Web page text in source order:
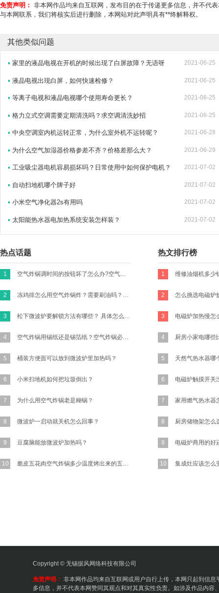
免责声明： 非本网作品均来自互联网，发布目的在于传递更多信息，并不代
与本网联系，我们将核实后进行删除，本网站对此声明具有**终解释权。
其他类似问题
▪ 家里的液晶电视在开机的时候出现了白屏故障？无语呀 2021-06-25
▪ 液晶电视出现白屏，如何快速检修？ 2021-06-25
▪ 等离子电视和液晶电视哪个使用寿命更长？ 2021-06-25
▪ 格力立式空调需要定期清洗吗？求空调清洗妙招 2021-06-25
▪ 中央空调室内机运转正常，为什么室外机不运转呢？ 2021-06-28
▪ 为什么空气加湿器价格参差不齐？价格差那么大？ 2021-06-29
▪ 工业吸尘器电机容易损坏吗？日常使用中如何保护电机？ 2021-07-02
▪ 自动扫地机哪个牌子好 2021-07-02
▪ 小米空气净化器2s有用吗 2021-07-02
▪ 太阳能热水器电加热系统安装怎样装？ 2021-07-02
热点话题
1 空气炸锅调时间的按钮坏了怎么办?空气炸锅的时间转扭不归零咋办？
2 冻鸡排怎么用空气炸锅炸？需要刷油吗？怎么做才好吃有味道？买新鲜的鸡胸肉的话怎么做？
3 松下微波炉要解锁方法有哪些？ 具体怎么操作？
4 空气炸锅用锡纸还是锡箔纸？空气炸锅必须要放锡纸吗?
5 桶装方便面可以放到微波炉里加热吗？
6 小米扫地机如何把垃圾倒出？
7 为什么用空气炸锅老是糊锅？
8 微波炉一启动就关机怎么回事？
9 豆腐脑能放微波炉加热吗？
10 脆皮五花肉空气炸锅多少温度烤出来的五花肉又香又脆？
热文排行榜
1
2
3
4
5
6
7
8
9
10 集成灶应该怎么
Copyright © 无锡据风网络科技有限公司
免责声明： 非本网作品均来自互联网或用户自行上传，本网只起到信息
多信息，并不代表本网赞同其观点和对其真实性负责。如涉及作品内容